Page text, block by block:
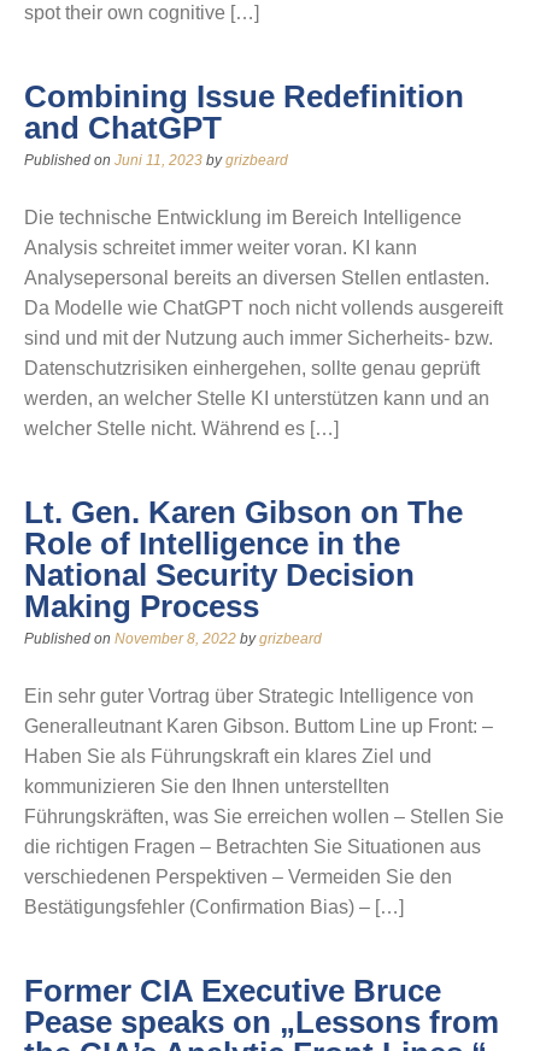
spot their own cognitive […]
Combining Issue Redefinition
and ChatGPT
Published on Juni 11, 2023 bygrizbeard
Die technische Entwicklung im Bereich Intelligence
Analysis schreitet immer weiter voran. KI kann
Analysepersonal bereits an diversen Stellen entlasten.
Da Modelle wie ChatGPT noch nicht vollends ausgereift
sind und mit der Nutzung auch immer Sicherheits- bzw.
Datenschutzrisiken einhergehen, sollte genau geprüft
werden, an welcher Stelle KI unterstützen kann und an
welcher Stelle nicht. Während es […]
Lt. Gen. Karen Gibson on The
Role of Intelligence in the
National Security Decision
Making Process
Published on November 8, 2022 bygrizbeard
Ein sehr guter Vortrag über Strategic Intelligence von
Generalleutnant Karen Gibson. Buttom Line up Front: –
Haben Sie als Führungskraft ein klares Ziel und
kommunizieren Sie den Ihnen unterstellten
Führungskräften, was Sie erreichen wollen – Stellen Sie
die richtigen Fragen – Betrachten Sie Situationen aus
verschiedenen Perspektiven – Vermeiden Sie den
Bestätigungsfehler (Confirmation Bias) – […]
Former CIA Executive Bruce
Pease speaks on „Lessons from